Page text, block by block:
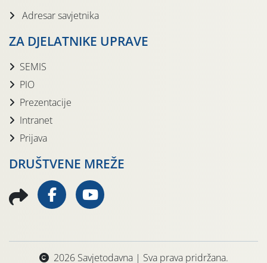
Adresar savjetnika
ZA DJELATNIKE UPRAVE
SEMIS
PIO
Prezentacije
Intranet
Prijava
DRUŠTVENE MREŽE
2026 Savjetodavna | Sva prava pridržana.